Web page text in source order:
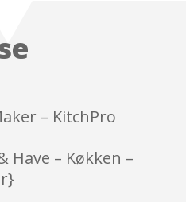
– KitchPro
Have – Køkken –